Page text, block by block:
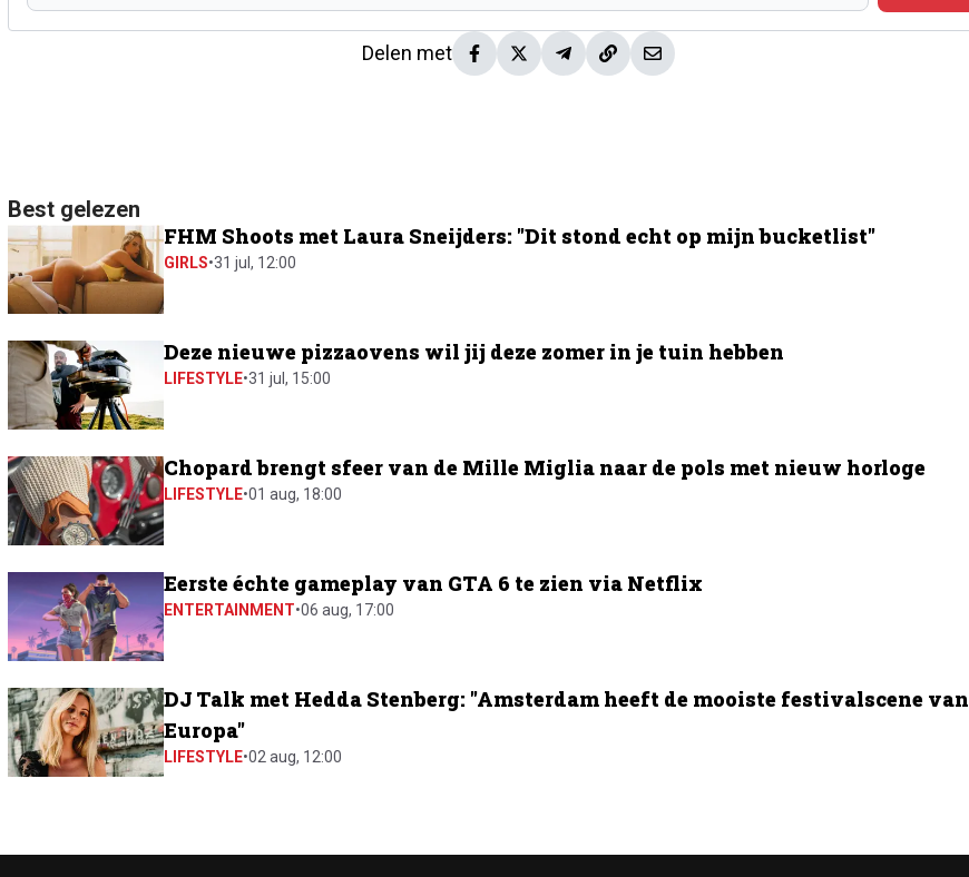
Delen met
Best gelezen
FHM Shoots met Laura Sneijders: "Dit stond echt op mijn bucketlist"
GIRLS•31 jul, 12:00
Deze nieuwe pizzaovens wil jij deze zomer in je tuin hebben
LIFESTYLE•31 jul, 15:00
Chopard brengt sfeer van de Mille Miglia naar de pols met nieuw horloge
LIFESTYLE•01 aug, 18:00
Eerste échte gameplay van GTA 6 te zien via Netflix
ENTERTAINMENT•06 aug, 17:00
DJ Talk met Hedda Stenberg: "Amsterdam heeft de mooiste festivalscene van
Europa"
LIFESTYLE•02 aug, 12:00